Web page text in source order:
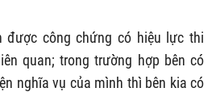
được công chứng có hiệu lực thi
quan; trong trường hợp bên có
nghĩa vụ của mình thì bên kia có